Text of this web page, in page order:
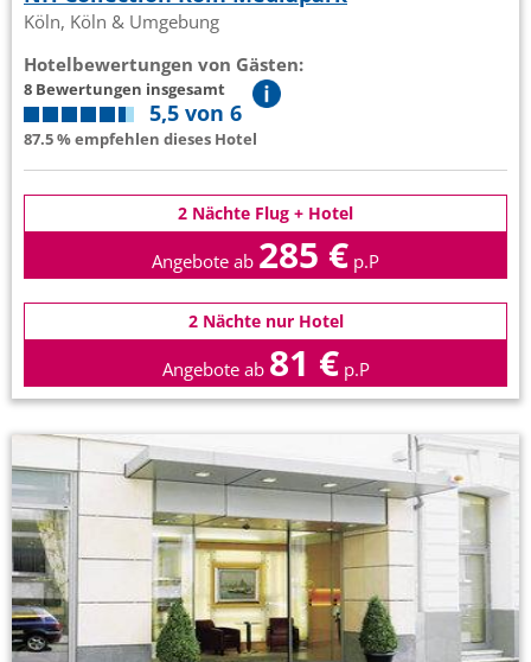
Köln, Köln & Umgebung
Hotelbewertungen von Gästen:
8 Bewertungen insgesamt
5,5 von 6
87.5 % empfehlen dieses Hotel
2 Nächte Flug + Hotel
Angebote ab 285 € p.P
2 Nächte nur Hotel
Angebote ab 81 € p.P